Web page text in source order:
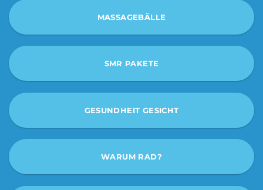
MASSAGEBÄLLE
SMR PAKETE
GESUNDHEIT GESICHT
WARUM RAD?